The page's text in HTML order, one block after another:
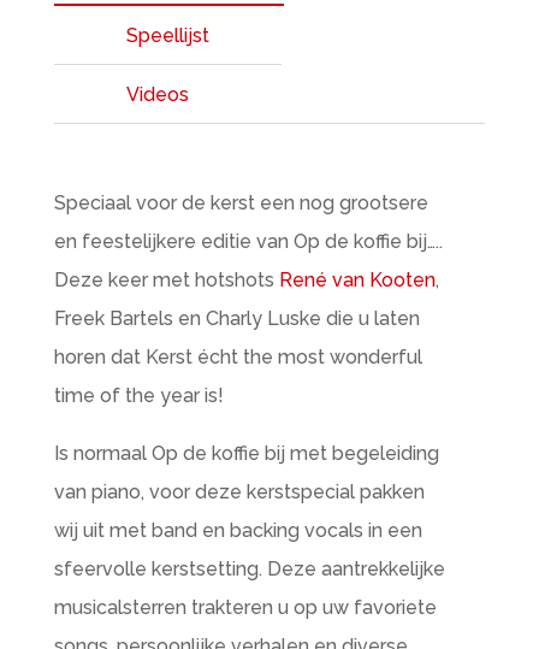
Speellijst
Videos
Speciaal voor de kerst een nog grootsere
en feestelijkere editie van Op de koffie bij…..
Deze keer met hotshots René van Kooten,
Freek Bartels en Charly Luske die u laten
horen dat Kerst écht the most wonderful
time of the year is!
Is normaal Op de koffie bij met begeleiding
van piano, voor deze kerstspecial pakken
wij uit met band en backing vocals in een
sfeervolle kerstsetting. Deze aantrekkelijke
musicalsterren trakteren u op uw favoriete